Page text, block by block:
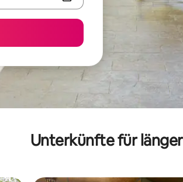
Unterkünfte für